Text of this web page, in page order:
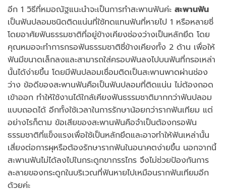
อีก 1 วิธีที่หมอณัฐแนะนำจะเป็นการทำสะพานฟันค่ะ สะพานฟัน
เป็นฟันปลอมชนิดติดแน่นที่ใช้ทดแทนฟันที่หายไป 1 หรือหลายซี่
โดยอาศัยฟันธรรมชาติที่อยู่ข้างเคียงช่องว่างเป็นหลักยึด โดย
คุณหมอจะทำการกรอฟันธรรมชาติซี่ข้างเคียงทั้ง 2 ด้าน เพื่อให้
ฟันมีขนาดเล็กลงและสามารถใส่ครอบฟันลงไปบนฟันที่กรอเหล่า
นั้นได้ง่ายขึ้น โดยมีฟันปลอมเชื่อมติดเป็นสะพานพาดผ่านช่อง
ว่าง ข้อดีของสะพานฟันคือเป็นฟันปลอมที่ติดแน่น ไม่ต้องถอด
เข้าออก ทำให้ใช้งานได้ใกล้เคียงฟันธรรมชาติมากกว่าฟันปลอม
แบบถอดได้ อีกทั้งใช้เวลาในการรักษาน้อยกว่ารากฟันเทียม แต่
อย่างไรก็ตาม ข้อเสียของสะพานฟันคือจำเป็นต้องกรอฟัน
ธรรมชาติที่แข็งแรงเพื่อใช้เป็นหลักยึดและอาจทำให้ฟันเหล่านั้น
เสี่ยงต่อการผุหรือต้องรักษารากฟันในอนาคตง่ายขึ้น นอกจากนี้
สะพานฟันไม่ได้ลงไปในกระดูกขากรรไกร จึงไม่ช่วยป้องกันการ
ละลายของกระดูกในบริเวณที่ฟันหายไปเหมือนรากฟันเทียมอีก
ด้วยค่ะ